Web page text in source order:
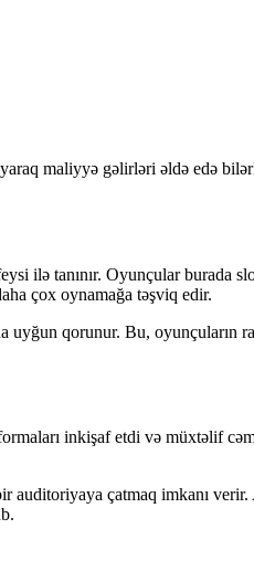
maliyyə gəlirləri əldə edə
ilə tanınır. Oyunçular burada
çox oynamağa təşviq edir.
qorunur. Bu, oyunçuların
inkişaf etdi və müxtəlif
çatmaq imkanı verir.